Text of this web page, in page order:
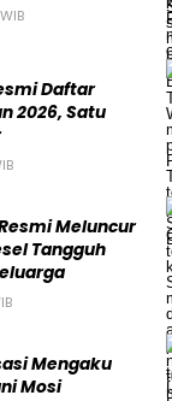
Daftar
2026, Satu
Meluncur
Tangguh
Mengaku
Mosi